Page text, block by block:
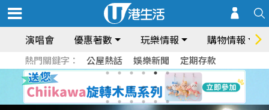
演唱會 優惠著數 玩樂情報 購物情報
熱門關鍵字： 公屋熱話 娛樂新聞 定期存款